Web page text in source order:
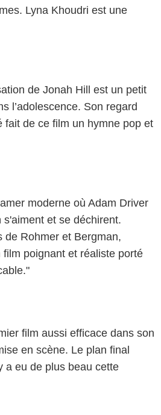
Lyna Khoudri est une
de Jonah Hill est un petit
l’adolescence. Son regard
fait de ce film un hymne pop et
moderne où Adam Driver
et se déchirent.
de Rohmer et Bergman,
poignant et réaliste porté
film aussi efficace dans son
en scène. Le plan final
a eu de plus beau cette